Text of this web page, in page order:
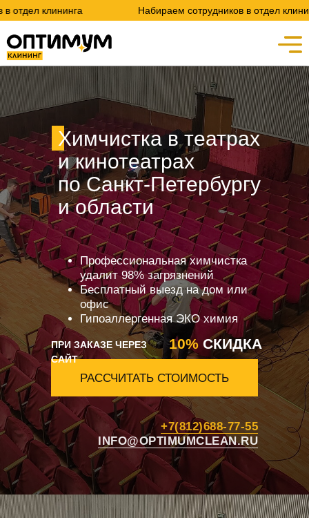
Набираем сотрудников в отдел клининга
+7(812)688-77-55
INFO@OPTIMUMCLEAN.RU
РАССЧИТАТЬ СТОИМОСТЬ
ПРИ ЗАКАЗЕ ЧЕРЕЗ
САЙТ
Профессиональная химчистка
удалит 98% загрязнений
Бесплатный выезд на дом или
офис
Гипоаллергенная ЭКО химия
10% СКИДКА
Химчистка в театрах
и кинотеатрах
по Санкт-Петербургу
и области